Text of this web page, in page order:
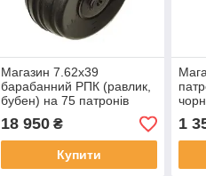
Магазин 7.62х39
барабанний РПК (равлик,
бубен) на 75 патронів
новий оригінальний для
АК47/АКМ/РПК (оригінал
СРСР)
18 950₴
Купити
1